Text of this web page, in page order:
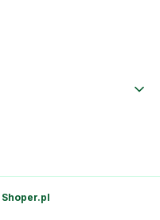
Shoper.pl